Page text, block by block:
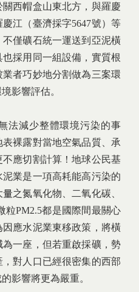
西帽盒山東北方，與羅慶
江（臺濟採字5647號）等
僅礦石統一運送到亞泥橫
採用同一組設備，實質根
者巧妙地分割做為三案環
影響評估。
法減少整體環境污染的事
裸露對當地空氣品質、承
應切割計算！地球公民基
業是一項高耗能高污染的
之氮氧化物、二氧化碳、
粒PM2.5都是國際間最關心
應水泥業東移政策，將橫
一座，但若重啟採礦，勢
對人口已經很密集的西部
影響將更為嚴重。